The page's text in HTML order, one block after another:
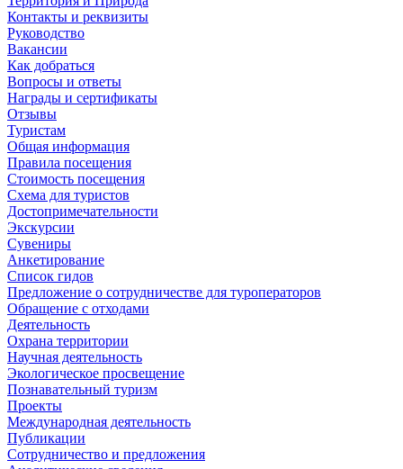
Контакты и реквизиты
Руководство
Вакансии
Как добраться
Вопросы и ответы
Награды и сертификаты
Отзывы
Туристам
Общая информация
Правила посещения
Стоимость посещения
Схема для туристов
Достопримечательности
Экскурсии
Сувениры
Анкетирование
Список гидов
Предложение о сотрудничестве для туроператоров
Обращение с отходами
Деятельность
Охрана территории
Научная деятельность
Экологическое просвещение
Познавательный туризм
Проекты
Международная деятельность
Публикации
Сотрудничество и предложения